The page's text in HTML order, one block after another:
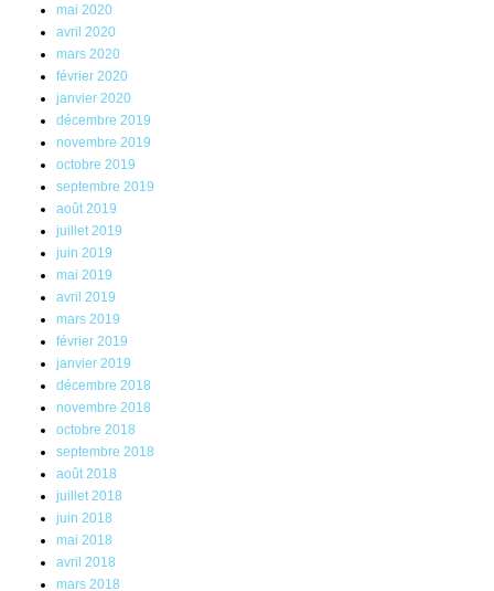
mai 2020
avril 2020
mars 2020
février 2020
janvier 2020
décembre 2019
novembre 2019
octobre 2019
septembre 2019
août 2019
juillet 2019
juin 2019
mai 2019
avril 2019
mars 2019
février 2019
janvier 2019
décembre 2018
novembre 2018
octobre 2018
septembre 2018
août 2018
juillet 2018
juin 2018
mai 2018
avril 2018
mars 2018